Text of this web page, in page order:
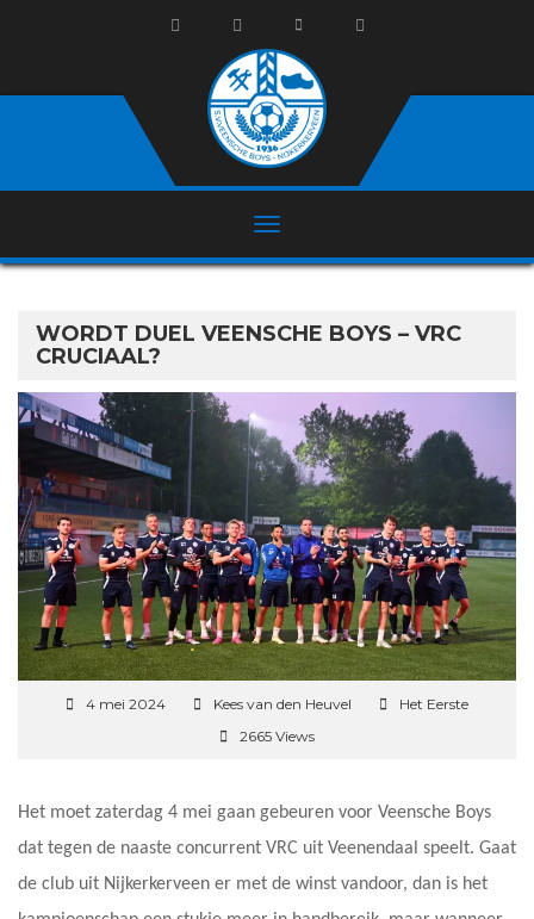
WORDT DUEL VEENSCHE BOYS – VRC
CRUCIAAL?
4 mei 2024 Kees van den Heuvel
Het Eerste
2665 Views
Het moet zaterdag 4 mei gaan gebeuren voor Veensche Boys
dat tegen de naaste concurrent VRC uit Veenendaal speelt. Gaat
de club uit Nijkerkerveen er met de winst vandoor, dan is het